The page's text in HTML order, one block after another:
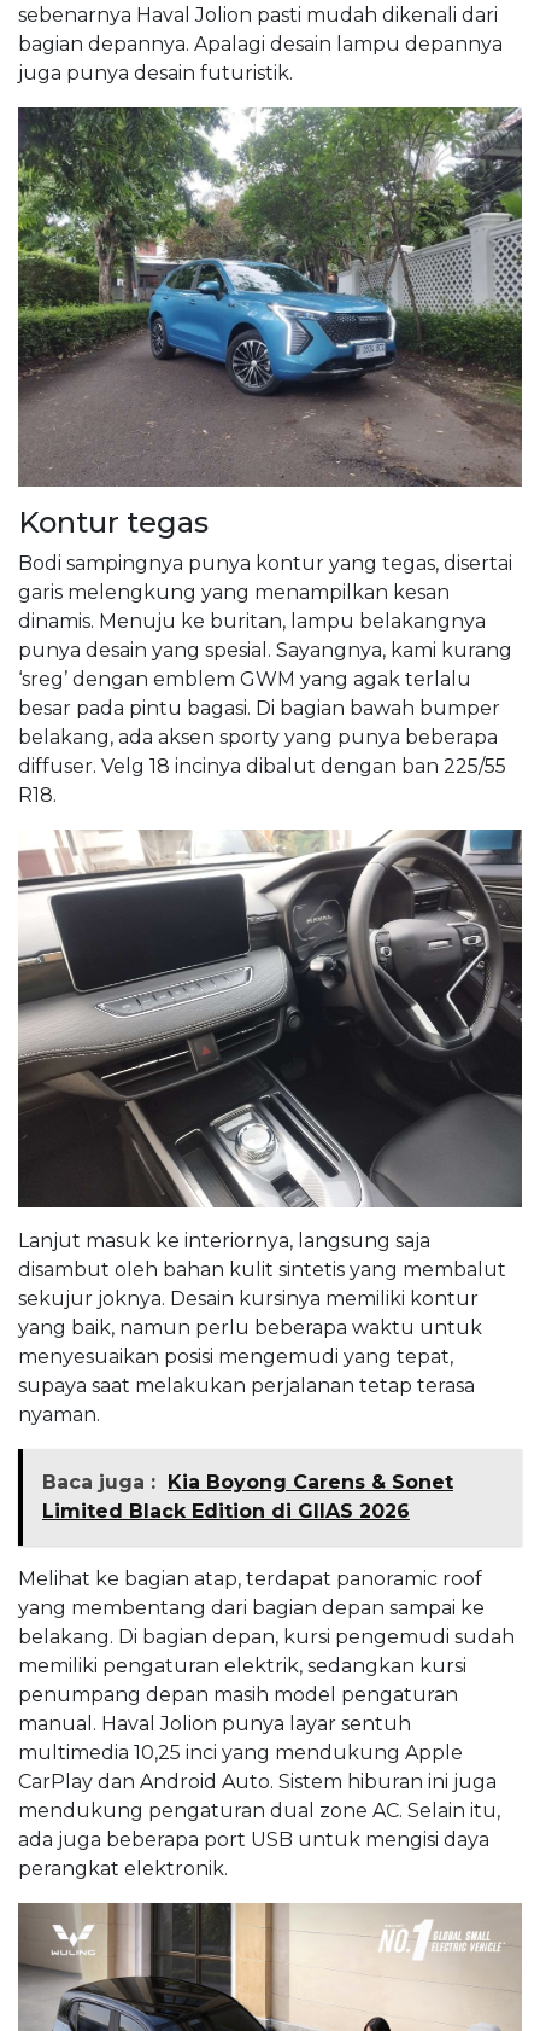
sebenarnya Haval Jolion pasti mudah dikenali dari
bagian depannya. Apalagi desain lampu depannya
juga punya desain futuristik.
Kontur tegas
Bodi sampingnya punya kontur yang tegas, disertai
garis melengkung yang menampilkan kesan
dinamis. Menuju ke buritan, lampu belakangnya
punya desain yang spesial. Sayangnya, kami kurang
‘sreg’ dengan emblem GWM yang agak terlalu
besar pada pintu bagasi. Di bagian bawah bumper
belakang, ada aksen sporty yang punya beberapa
diffuser. Velg 18 incinya dibalut dengan ban 225/55
R18.
Lanjut masuk ke interiornya, langsung saja
disambut oleh bahan kulit sintetis yang membalut
sekujur joknya. Desain kursinya memiliki kontur
yang baik, namun perlu beberapa waktu untuk
menyesuaikan posisi mengemudi yang tepat,
supaya saat melakukan perjalanan tetap terasa
nyaman.
Baca juga : Kia Boyong Carens & Sonet
Limited Black Edition di GIIAS 2026
Melihat ke bagian atap, terdapat panoramic roof
yang membentang dari bagian depan sampai ke
belakang. Di bagian depan, kursi pengemudi sudah
memiliki pengaturan elektrik, sedangkan kursi
penumpang depan masih model pengaturan
manual. Haval Jolion punya layar sentuh
multimedia 10,25 inci yang mendukung Apple
CarPlay dan Android Auto. Sistem hiburan ini juga
mendukung pengaturan dual zone AC. Selain itu,
ada juga beberapa port USB untuk mengisi daya
perangkat elektronik.